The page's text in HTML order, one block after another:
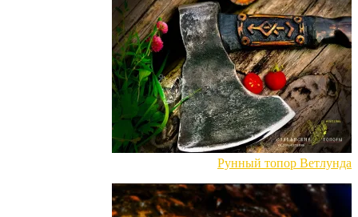
Рунный топор Ветлунда